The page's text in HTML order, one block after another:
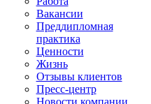
Вакансии
Преддипломная
практика
Ценности
Жизнь
Отзывы клиентов
Пресс-центр
Новости компании